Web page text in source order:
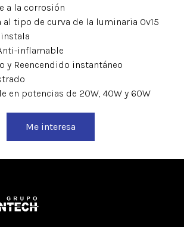
a la corrosión
al tipo de curva de la luminaria Ov15
inflamable
y Reencendido instantáneo
en potencias de 20W, 40W y 60W
Me interesa